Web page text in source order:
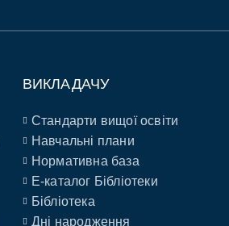
ВИКЛАДАЧУ
Стандарти вищої освіти
Навчальні плани
Нормативна база
E-каталог Бібліотеки
Бібліотека
Дні народження